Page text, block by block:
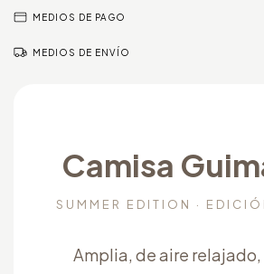
MEDIOS DE PAGO
MEDIOS DE ENVÍO
Camisa
SUMMER EDITION ·
Amplia, de aire